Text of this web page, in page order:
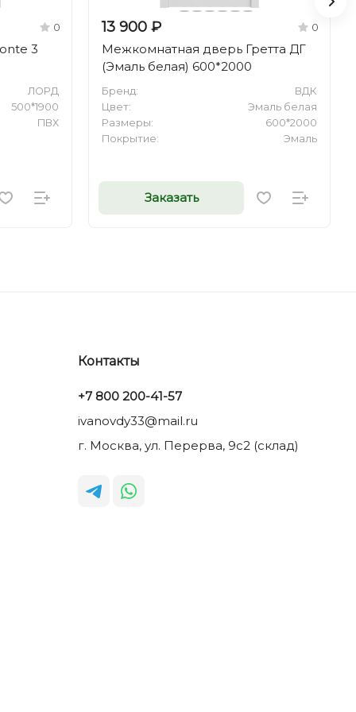
0
3
ЛОРД
500*1900
ПВХ
13 900 ₽ 0
Межкомнатная дверь Гретта ДГ
(Эмаль белая) 600*2000
Бренд:
ВДК
Цвет:
Эмаль белая
Размеры:
600*2000
Покрытие:
Эмаль
Заказать
Контакты
+7 800 200-41-57
ivanovdy33@mail.ru
г. Москва, ул. Перерва, 9с2 (склад)